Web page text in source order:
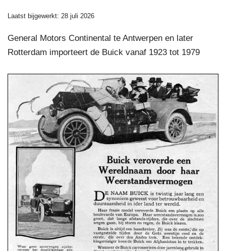
Laatst bijgewerkt: 28 juli 2026
General Motors Continental te Antwerpen en later
Rotterdam importeert de Buick vanaf 1923 tot 1979